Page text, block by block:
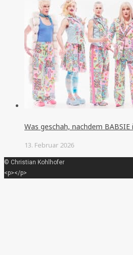
Was geschah, nachdem
13. Februar 2026
© Christian Kohlhofer
<p></p>